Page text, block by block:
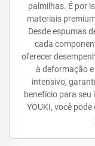
palmilhas. É por
materiais
Desde espumas
cada
oferecer
à deformação
intensivo,
benefício para
YOUKI, você